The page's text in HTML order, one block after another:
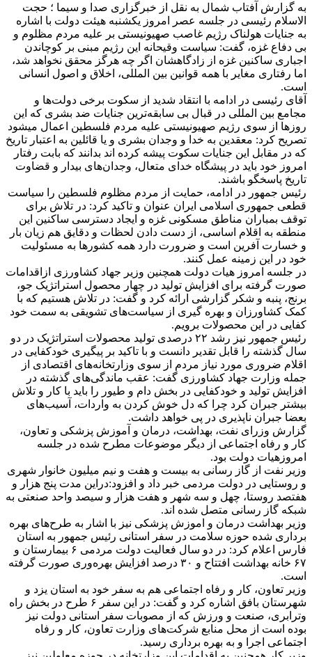
به گزارش آفتاب شمال به نقل از خبرگزاری صدا و سیما ؛ حجت
الاسلام رئیسی در جلسه عصر امروز یکشنبه هیئت دولت با اشاره
به جنایات هولناک رژیم غاصب صهیونیستی بر علیه مردم مظلوم و
بی دفاع غزه، گفت: سیاست وقیحانه این رژیم مبنی بر کوچاندن
اجباری ساکنین غزه از زادگاهشان اگر چه هرگز محقق نخواهد شد،
اما رفتاری مغایر با همه قوانین بین المللی، اخلاق و اصول انسانی
است.
آقای رئیسی در ادامه با انتقاد شدید از سکوت برخی دولت‌ها و
مجامع بین المللی در قبال بی سابقه‌ترین جنایات ضد بشری که این
روز‌ها از سوی رژیم صهیونیستی علیه مردم فلسطین اعمال میشود
تصریح کرد: معقدین به خدا و وجدان بشری و یا قائلین به اعتبار تاریخ
که در مقابل این جنایات سکوت پیشه کرده اند بدانند که بابت رفتار
امروز خود باید در پیشگاه خدای متعال، وجدان‌های بیدار و قضاوت
تاریخ پاسخگو باشند.
رئیس جمهور در ادامه، حمایت از مردم مظلوم فلسطین را سیاست
قطعی جمهوری اسلامی ایران عنوان و تاکید کرد‌: در تلاش برای
توقف بمباران مناطق مسکونی غزه و ایجاد دسترسی ساکنین این
منطقه به اقلام اساسی، از دست دادن لحظات و دقایق هم زیان بار
و خسارت آفرین است و ضرورت دارد همه کشور‌ها به مسئولیت
خود در این زمینه عمل کنند.
در جلسه امروز هیات دولت همچنین وزیر جهاد کشاورزی ازاقدامات
صورت گرفته برای افزایش تولید در چهار محصول استراتژیک جو،
برنج، پنبه و شکر گزارشی ارائه کرد و گفت‌: در تلاش هستیم که با
کمک کشاورزان و بهره گیری از سیاست‌های تشویقی به سمت خود
کفایی در این محصولات برویم.
رئیس جمهور نیز رشد ۲۲ درصدی تولید محصولات استراتژیک در دو
سال گذشته را قابل تقدیر دانست و با تاکید بر پیگیری خودکفایی در
اقلام ضروری مورد نیاز مردم از سوی وزارتخانه‌های اقتصادی از
جمله وزارت جهاد کشاورزی گفت: عقب ماندگی‌های گذشته در
افزایش تولید و خودکفایی در بخش دام و طیور را باید با کار و تلاش
بیشتر جبران کرد چرا که دل خوش کردن به واردات، آسیب‌های
بعضا جبران ناپذیری در پی خواهد داشت.
گزارش وزرای نفت، بهداشت، درمان و آموزش پزشکی و تعاون،
کار و رفاه اجتماعی از دیگر موضوعات مطرح شده در جلسه
امروزهیات دولت بود.
وزیر نفت از گاز رسانی به بیست و هفت و نیم میلیون خانوار شهری
و روستایی در دولت مردمی خبر داد و افزود:دراین مدت پنج هزار و
هفتصد روستا، چهل و سه شهر و هفت هزار و سیصد واحد صنعتی به
شبکه گاز رسانی متصل شده اند.
وزیر بهداشت درمان و اموزش پزشکی نیز با اشار به طرح‌های بهره
برداری شده حوزه سلامت در سفر استانی رئیس جمهور به استان
فارس اعلام کرد: در دو سال فعالیت دولت مردمی ۶ بیمارستان و
۶۷ خانه بهداشت افتتاح و ۳۰ درصد افزایش بهره‌وری صورت گرفته
است.
وزیر تعاون، کار و رفاه اجتماعی هم به سفر خود به استان یزد و
شهرستان بافق اشاره کرد و گفت‌: در این سفر ۶ طرح در بخش راه
وترابری، صنعت و ورزش که از مصوبات سفر استانی دولت نیز
بوده است از محل منابع شرکت‌های وزارت تعاون، کار و رفاه
اجتماعی اجرا و به بهره برداری رسید.